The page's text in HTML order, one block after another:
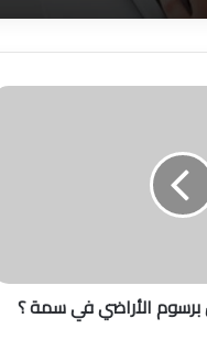
الأراضي في سمة ؟